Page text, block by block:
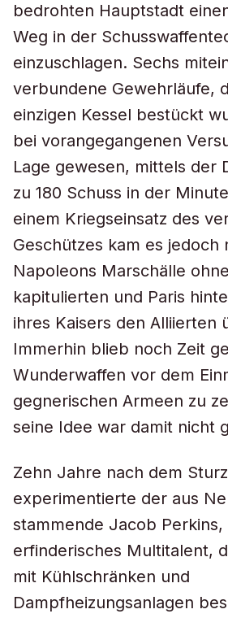
bedrohten Hauptstadt
Weg in der
einzuschlagen. Sechs
verbundene Gewehrläufe,
einzigen Kessel bestückt
bei vorangegangenen
Lage gewesen, mittels der
zu 180 Schuss in der
einem Kriegseinsatz des
Geschützes kam es jedoch
Napoleons Marschälle
kapitulierten und Paris
ihres Kaisers den Alliierten
Immerhin blieb noch Zeit
Wunderwaffen vor dem
gegnerischen Armeen zu
seine Idee war damit nicht
Zehn Jahre nach dem
experimentierte der aus
stammende Jacob Perkins,
erfinderisches Multitalent,
mit Kühlschränken und
Dampfheizungsanlagen